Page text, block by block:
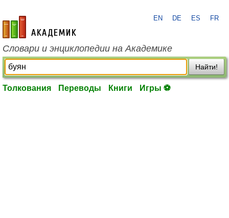
academic.ru
EN DE ES FR
Словари и энциклопедии на Академике
Найти!
Толкования Переводы Книги Игры ⚽